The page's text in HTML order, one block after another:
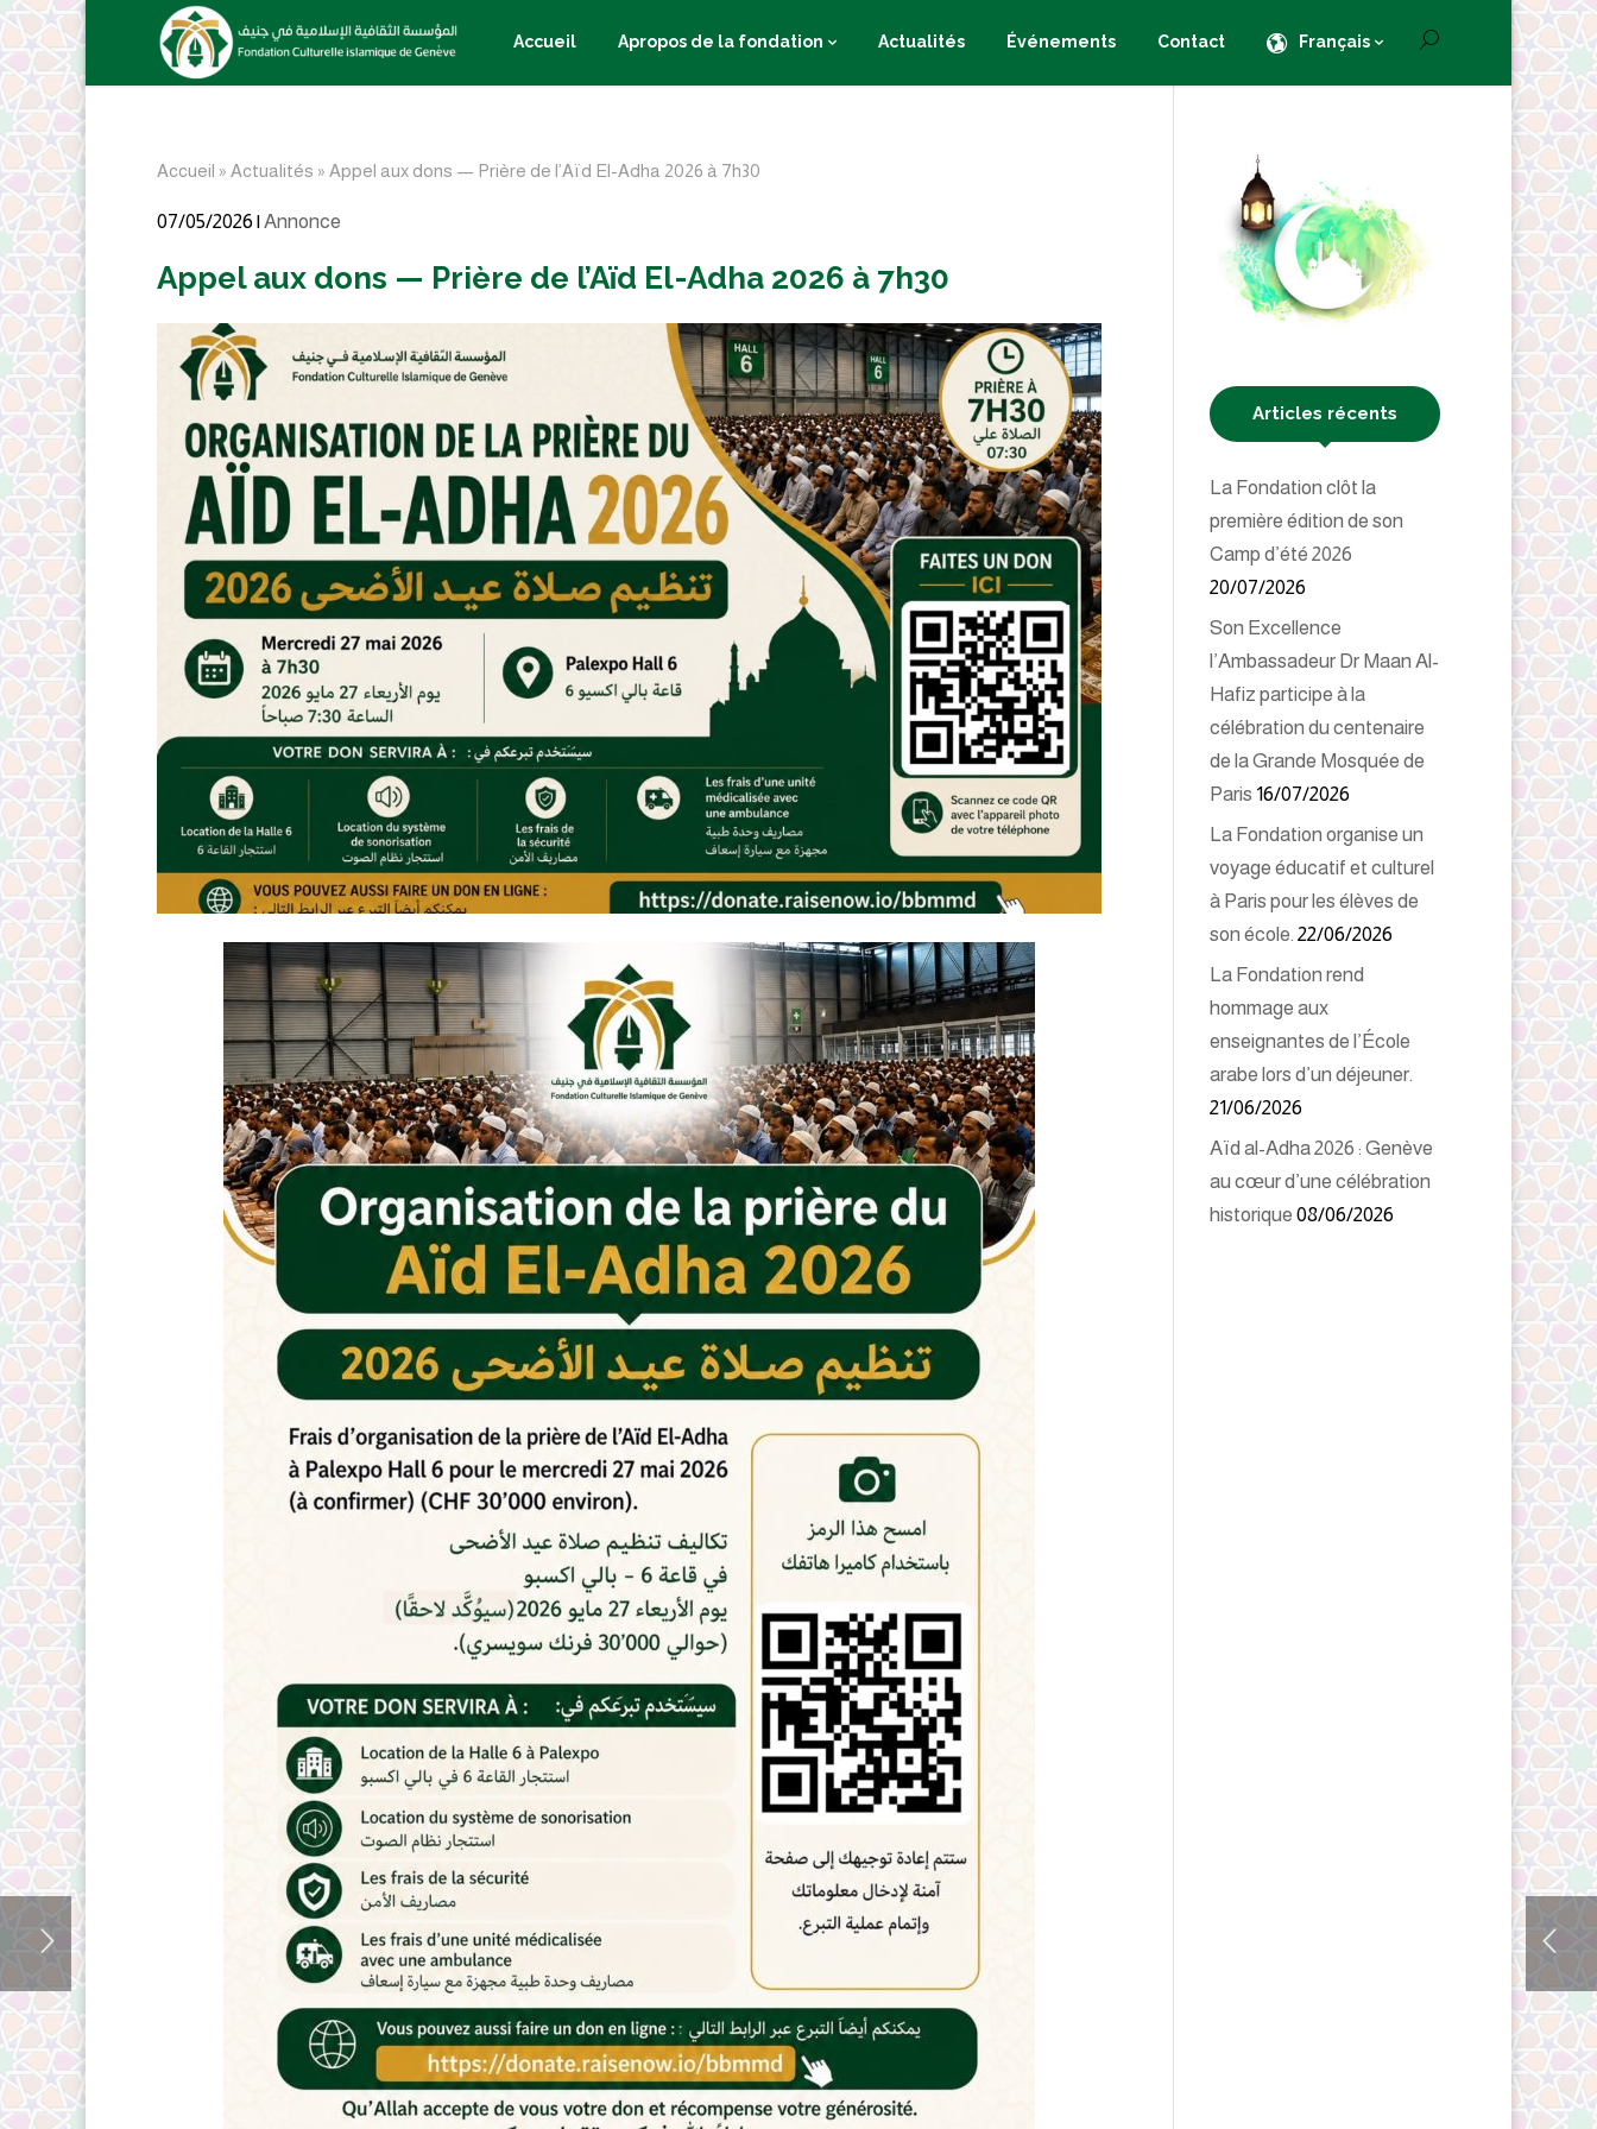
Accueil Apropos de la fondation Actualités Événements Contact Français
Accueil » Actualités » Appel aux dons — Prière de l’Aïd El-Adha 2026 à 7h30
07/05/2026 |Annonce
Appel aux dons — Prière de l’Aïd El-Adha 2026 à 7h30
Articles récents
La Fondation clôt la
première édition de son
Camp d’été 2026
20/07/2026
Son Excellence
l’Ambassadeur Dr Maan Al-
Hafiz participe à la
célébration du centenaire
de la Grande Mosquée de
Paris 16/07/2026
La Fondation organise un
voyage éducatif et culturel
à Paris pour les élèves de
son école. 22/06/2026
La Fondation rend
hommage aux
enseignantes de l’École
arabe lors d’un déjeuner.
21/06/2026
Aïd al-Adha 2026 : Genève
au cœur d’une célébration
historique 08/06/2026